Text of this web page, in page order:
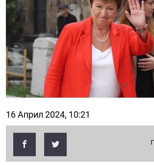
16 Април 2024, 10:21